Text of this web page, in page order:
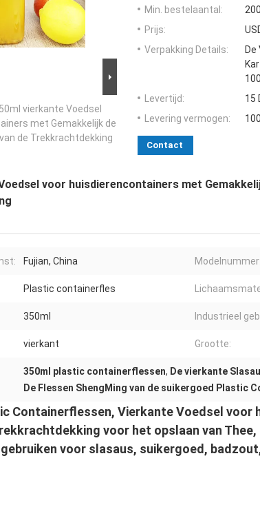
vierkante Voedsel
met Gemakkelijk de
de Trekkrachtdekking
Min. bestelaantal:
Prijs:
Verpakking Details:
Levertijd:
15
Levering vermogen:
Contact
voor huisdierencontainers met
Fujian, China Modelnummer:
Plastic containerfles
350ml Industrieel
vierkant Grootte:
350ml plastic containerflessen, De vierkante
De Flessen ShengMing van de suikergoed Plastic
Containerflessen, Vierkante Voedsel voor
voor het opslaan van
gebruiken voor slasaus, suikergoed,